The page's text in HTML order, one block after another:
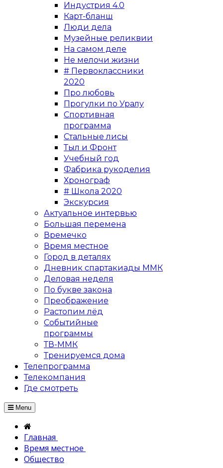
Индустрия 4.0
Карт-бланш
Люди дела
Музейные реликвии
На самом деле
Не мелочи жизни
# Первоклассники
2020
Про любовь
Прогулки по Уралу
Спортивная
программа
Стальные лисы
Тыл и Фронт
Учебный год
Фабрика рукоделия
Хронограф
# Школа 2020
Экскурсия
Актуальное интервью
Большая перемена
Времечко
Время местное
Город в деталях
Дневник спартакиады ММК
Деловая неделя
По букве закона
Преображение
Растопим лёд
Событийные
программы
ТВ-ММК
Тренируемся дома
Телепрограмма
Телекомпания
Где смотреть
Menu
Главная
Время местное
Общество